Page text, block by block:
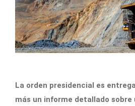
La orden presidencial es
más un informe detallado sobre